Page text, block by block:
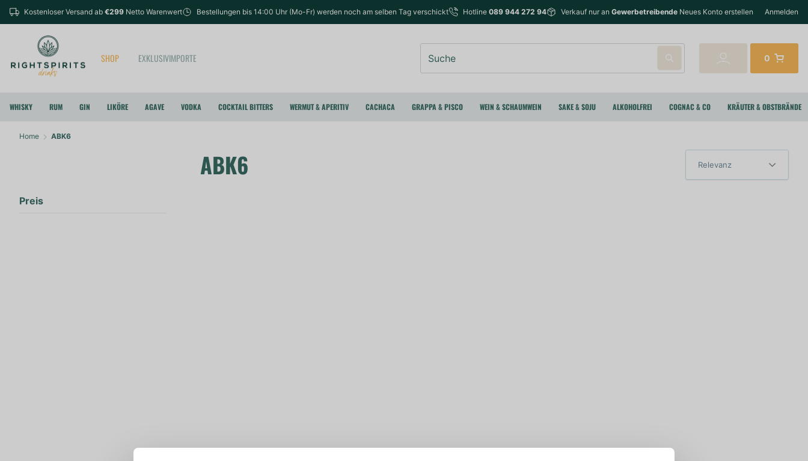
Kostenloser Versand ab €299 Netto Warenwert Bestellungen bis 14:00 Uhr (Mo-Fr) werden noch am selben Tag verschickt Hotline 089 944 272 94 Verkauf nur an Gewerbetreibende Neues Konto erstellen Anmelden
SHOP EXKLUSIVIMPORTE 0
WHISKY RUM GIN LIKÖRE AGAVE VODKA COCKTAIL BITTERS WERMUT & APERITIV CACHACA GRAPPA & PISCO WEIN & SCHAUMWEIN SAKE & SOJU ALKOHOLFREI COGNAC & CO KRÄUTER & OBSTBRÄNDE
Home ABK6
Preis
ABK6